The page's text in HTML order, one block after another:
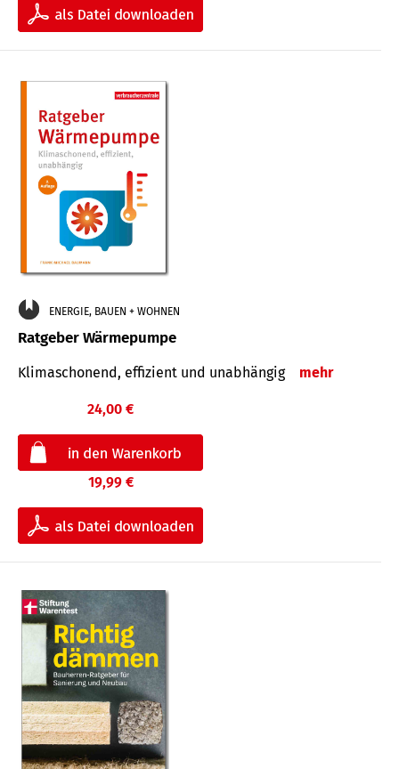
ENERGIE, BAUEN + WOHNEN
Ratgeber Wärmepumpe
Klimaschonend, effizient und unabhängig mehr
24,00 €
19,99 €